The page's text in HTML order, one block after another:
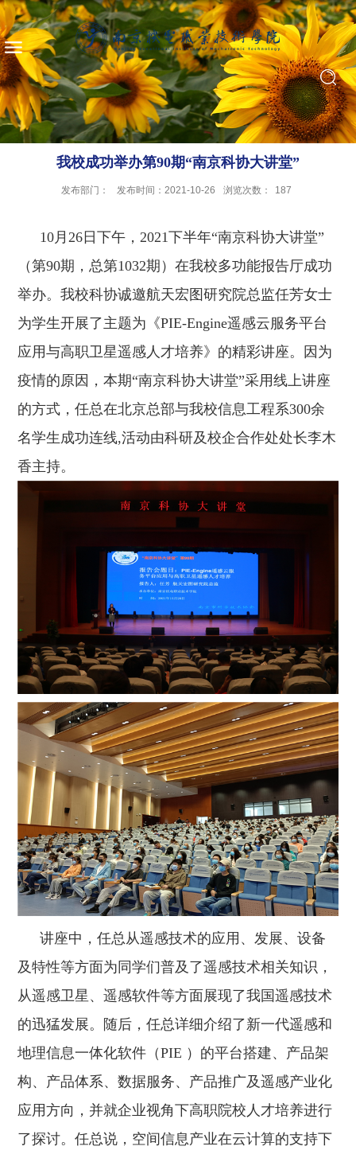
我校成功举办第90期“南京科协大讲堂”
发布部门： 发布时间：2021-10-26 浏览次数： 187
10月26 日下午，2021下半年“南京科协大讲堂”
（第90期，总第1032期）在我校多功能报告厅成功
举办。我校科协诚邀航天宏图研究院总监任芳女士
为学生开展了主题为《PIE-Engine遥感云服务平台
应用与高职卫星遥感人才培养》的精彩讲座。因为
疫情的原因，本期“南京科协大讲堂”采用线上讲座
的方式，任总在北京总部与我校信息工程系300余
名学生成功连线,活动由科研及校企合作处处长李木
香主持。
讲座中，任总从遥感技术的应用、发展、设备
及特性等方面为同学们普及了遥感技术相关知识，
从遥感卫星、遥感软件等方面展现了我国遥感技术
的迅猛发展。随后，任总详细介绍了新一代遥感和
地理信息一体化软件（PIE ）的平台搭建、产品架
构、产品体系、数据服务、产品推广及遥感产业化
应用方向，并就企业视角下高职院校人才培养进行
了探讨。任总说，空间信息产业在云计算的支持下